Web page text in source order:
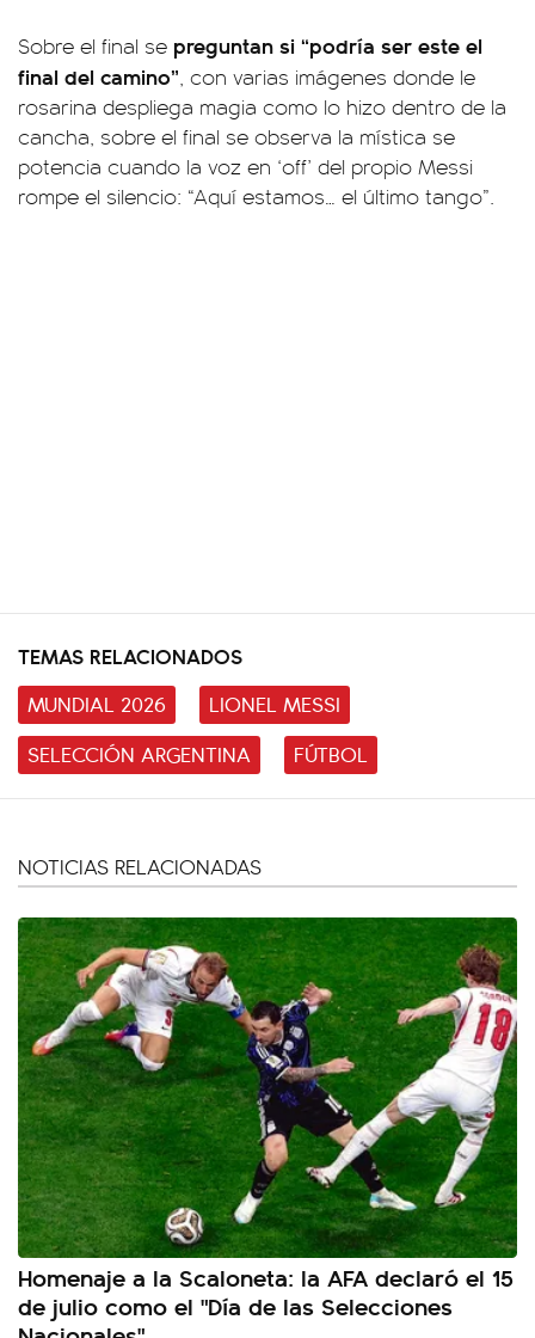
Sobre el final se preguntan si “podría ser este el
final del camino”, con varias imágenes donde le
rosarina despliega magia como lo hizo dentro de la
cancha, sobre el final se observa la mística se
potencia cuando la voz en ‘off’ del propio Messi
rompe el silencio: “Aquí estamos… el último tango”.
TEMAS RELACIONADOS
MUNDIAL 2026
LIONEL MESSI
SELECCIÓN ARGENTINA
FÚTBOL
NOTICIAS RELACIONADAS
Homenaje a la Scaloneta: la AFA declaró el 15
de julio como el "Día de las Selecciones